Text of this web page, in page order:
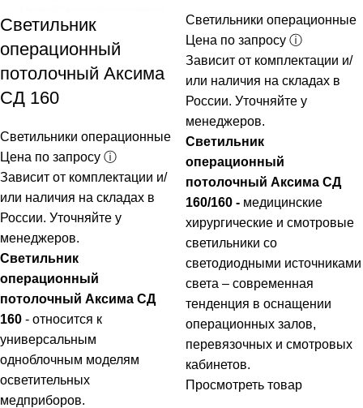
Светильник
операционный
потолочный Аксима
СД 160
Светильники операционные
Цена по запросу ⓘ
Зависит от комплектации и/
или наличия на складах в
России. Уточняйте у
менеджеров.
Светильник
операционный
потолочный Аксима СД
160 - относится к
универсальным
одноблочным моделям
осветительных
медприборов.
Светильники операционные
Цена по запросу ⓘ
Зависит от комплектации и/
или наличия на складах в
России. Уточняйте у
менеджеров.
Светильник
операционный
потолочный Аксима СД
160/160 - медицинские
хирургические и смотровые
светильники со
светодиодными источниками
света – современная
тенденция в оснащении
операционных залов,
перевязочных и смотровых
кабинетов.
Просмотреть товар